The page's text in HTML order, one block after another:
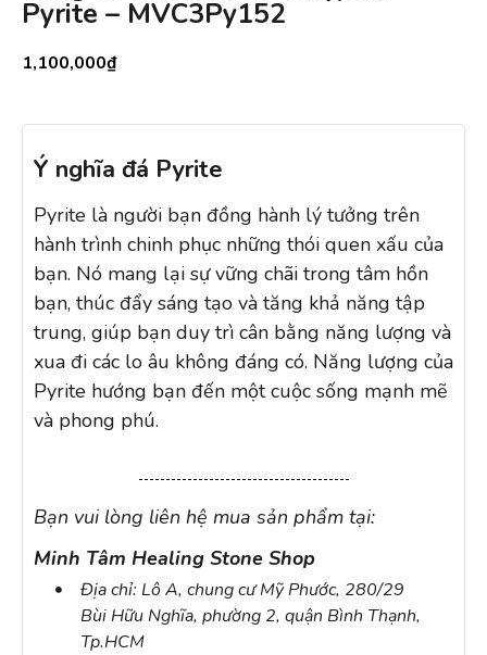
Pyrite – MVC3Py152
1,100,000₫
Ý nghĩa đá Pyrite
Pyrite là người bạn đồng hành lý tưởng trên
hành trình chinh phục những thói quen xấu của
bạn. Nó mang lại sự vững chãi trong tâm hồn
bạn, thúc đẩy sáng tạo và tăng khả năng tập
trung, giúp bạn duy trì cân bằng năng lượng và
xua đi các lo âu không đáng có. Năng lượng của
Pyrite hướng bạn đến một cuộc sống mạnh mẽ
và phong phú.
Bạn vui lòng liên hệ mua sản phẩm tại:
Minh Tâm Healing Stone Shop
Địa chỉ: Lô A, chung cư Mỹ Phước, 280/29
Bùi Hữu Nghĩa, phường 2, quận Bình Thạnh,
Tp.HCM